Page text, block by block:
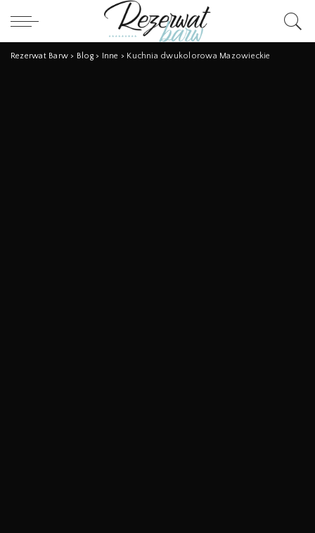
Rezerwat Barw > Blog> Inne > Kuchnia dwukolorowa Mazowieckie